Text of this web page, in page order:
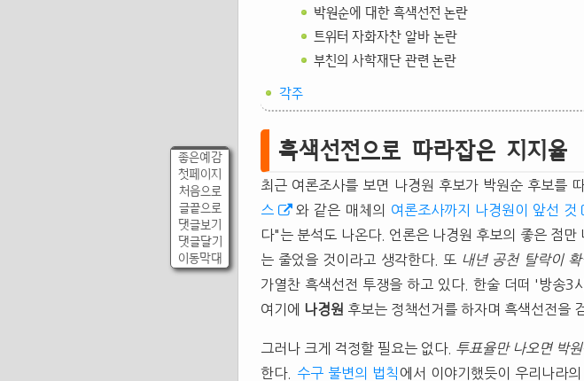
좋은예감
첫페이지
처음으로
글끝으로
댓글보기
댓글달기
이동막대
박원순에 대한 흑색선전 논란
트위터 자화자찬 알바 논란
부친의 사학재단 관련 논란
각주
흑색선전으로 따라잡은 지지율
최근 여론조사를 보면 나경원 후보가 박원순 후보를
스
와 같은 매체의 여론조사까지 나경원이 앞선 것
다"는 분석도 나온다. 언론은 나경원 후보의 좋은 점
는 줄었을 것이라고 생각한다. 또 내년 공천 탈락이
가열찬 흑색선전 투쟁을 하고 있다. 한술 더떠 '방송3
여기에
나경원 후보는 정책선거를 하자며 흑색선전을
그러나 크게 걱정할 필요는 없다. 투표율만 나오면 박
한다.
수구 불변의 법칙 에서 이야기했듯이 우리나라